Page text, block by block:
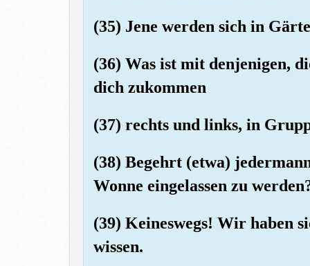
(35) Jene werden sich in
(36) Was ist mit denjenigen,
dich zukommen
(37) rechts und links, in
(38) Begehrt (etwa)
Wonne eingelassen zu
(39) Keineswegs! Wir haben
wissen.